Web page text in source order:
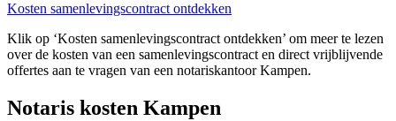
Kosten samenlevingscontract ontdekken
Klik op ‘Kosten samenlevingscontract ontdekken’ om meer te lezen
over de kosten van een samenlevingscontract en direct vrijblijvende
offertes aan te vragen van een notariskantoor Kampen.
Notaris kosten Kampen